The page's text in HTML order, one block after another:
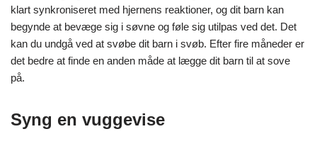
klart synkroniseret med hjernens reaktioner, og dit barn kan
begynde at bevæge sig i søvne og føle sig utilpas ved det. Det
kan du undgå ved at svøbe dit barn i svøb. Efter fire måneder er
det bedre at finde en anden måde at lægge dit barn til at sove
på.
Syng en vuggevise